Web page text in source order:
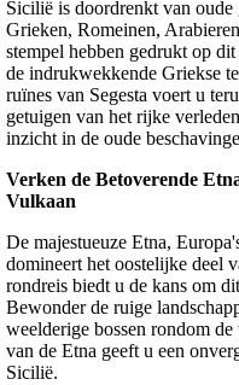
Sicilië is doordrenkt van oude
Grieken, Romeinen,
stempel hebben gedrukt op
de indrukwekkende Griekse
ruïnes van Segesta voert u
getuigen van het rijke
inzicht in de oude
Verken de Betoverende
Vulkaan
De majestueuze Etna,
domineert het oostelijke deel
rondreis biedt u de kans om
Bewonder de ruige
weelderige bossen rondom
van de Etna geeft u een
Sicilië.